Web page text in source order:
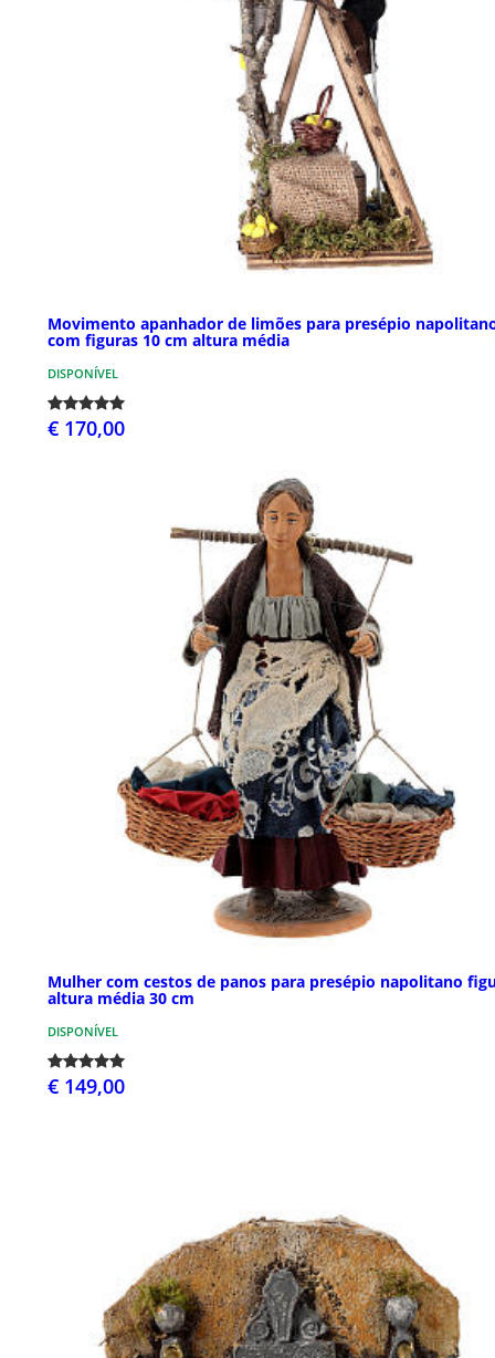
Movimento apanhador de limões para presépio
com figuras 10 cm altura média
DISPONÍVEL
€ 170,00
Mulher com cestos de panos para presépio napolitano
altura média 30 cm
DISPONÍVEL
€ 149,00